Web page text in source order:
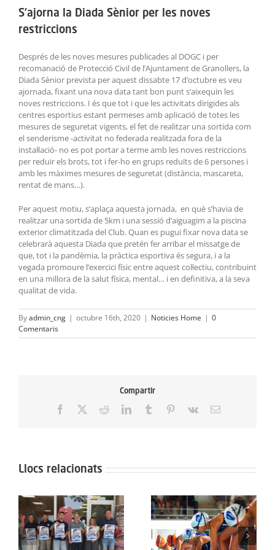
S’ajorna la Diada Sènior per les noves
restriccions
Després de les noves mesures publicades al DOGC i per
recomanació de Protecció Civil de l’Ajuntament de Granollers, la
Diada Sènior prevista per aquest dissabte 17 d’octubre es veu
ajornada, fixant una nova data tant bon punt s’aixequin les
noves restriccions. I és que tot i que les activitats dirigides als
centres esportius estant permeses amb aplicació de totes les
mesures de seguretat vigents, el fet de realitzar una sortida com
el senderisme -activitat no federada realitzada fora de la
instal·lació- no es pot portar a terme amb les noves restriccions
per reduir els brots, tot i fer-ho en grups reduïts de 6 persones i
amb les màximes mesures de seguretat (distància, mascareta,
rentat de mans…).
Per aquest motiu, s’aplaça aquesta jornada, en què s’havia de
realitzar una sortida de 5km i una sessió d’aiguagim a la piscina
exterior climatitzada del Club. Quan es pugui fixar nova data se
celebrarà aquesta Diada que pretén fer arribar el missatge de
que, tot i la pandèmia, la pràctica esportiva és segura, i a la
vegada promoure l’exercici físic entre aquest col·lectiu, contribuint
en una millora de la salut física, mental… i en definitiva, a la seva
qualitat de vida.
Byadmin_cng | octubre 16th, 2020 | Noticies Home | 0
Comentaris
Compartir
Facebook RedditLinkedInTumblr Pinterest
Vk Email:
Llocs relacionats
El Trofeu de l’Ascensió
reunirà més de 200
nedadors amb el
Dia històric per al Club
Natació Granollers